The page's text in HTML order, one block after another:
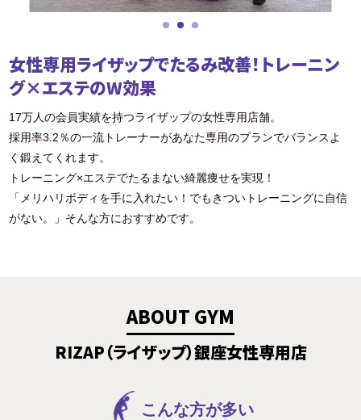
女性専用ライザップでたるみ改善！トレーニン
グ×エステのW効果
17万人の会員実績を持つライザップの女性専用店舗。
採用率3.2％の一流トレーナーがあなた専用のプランでバランスよ
く鍛えてくれます。
トレーニング×エステでたるまない綺麗痩せを実現！
「メリハリボディを手に入れたい！でもきついトレーニングに自信
がない。」そんな方におすすめです。
ABOUT GYM
RIZAP（ライザップ）銀座女性専用店
こんな方が多い